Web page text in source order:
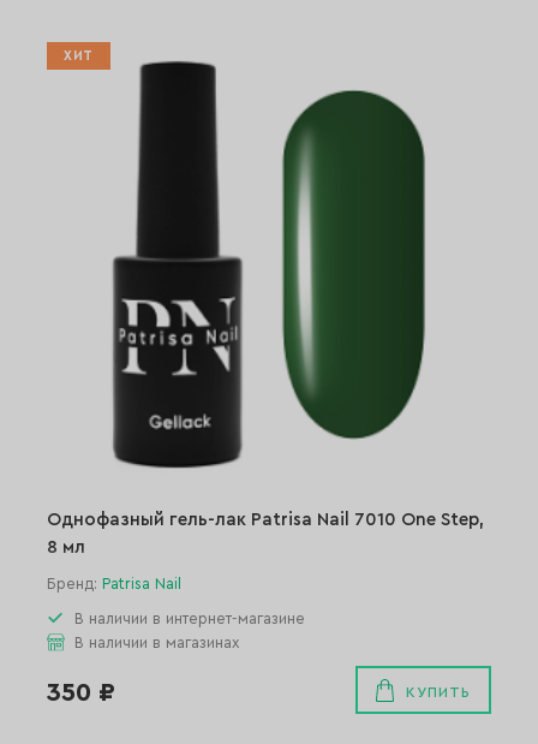
ХИТ
Однофазный гель-лак Patrisa Nail 7010 One Step,
8 мл
Бренд: Patrisa Nail
В наличии в интернет-магазине
В наличии в магазинах
350 ₽ КУПИТЬ